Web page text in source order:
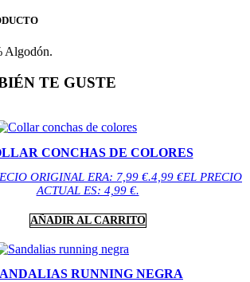
Algodón.
TE GUSTE
CONCHAS DE COLORES
ORIGINAL ERA: 7,99 €.4,99 €EL PRECIO
ACTUAL ES: 4,99 €.
AÑADIR AL CARRITO
RUNNING NEGRA